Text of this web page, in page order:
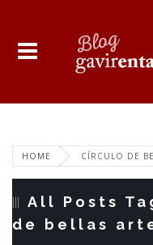
HOME CÍRCULO DE
All Posts
de bellas